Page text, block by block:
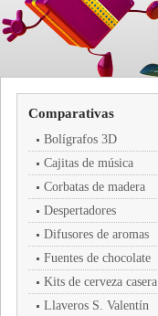
Comparativas
Bolígrafos 3D
Cajitas de música
Corbatas de madera
Despertadores
Difusores de aromas
Fuentes de chocolate
Kits de cerveza casera
Llaveros S. Valentín